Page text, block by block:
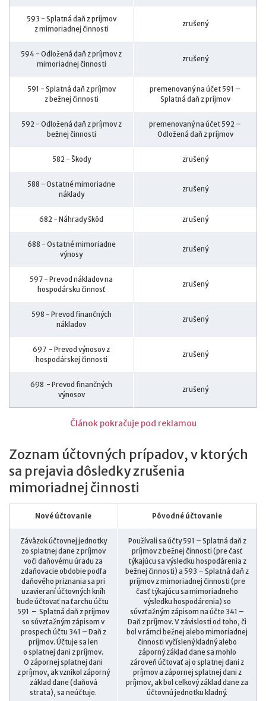
593 - Splatná daň z príjmov
z mimoriadnej činnosti
zrušený
594 - Odložená daň z príjmov z
mimoriadnej činnosti
zrušený
591 - Splatná daň z príjmov
z bežnej činnosti
premenovaný na účet 591 –
Splatná daň z príjmov
592 - Odložená daň z príjmov z
bežnej činnosti
premenovaný na účet 592 –
Odložená daň z príjmov
582 - Škody zrušený
588 - Ostatné mimoriadne
náklady
zrušený
682 - Náhrady škôd zrušený
688 - Ostatné mimoriadne
výnosy
zrušený
597 - Prevod nákladov na
hospodársku činnosť
zrušený
598 - Prevod finančných
nákladov
zrušený
697 - Prevod výnosov z
hospodárskej činnosti
zrušený
698 - Prevod finančných
výnosov
zrušený
Článok pokračuje pod reklamou
Zoznam účtovných prípadov, v ktorých
sa prejavia dôsledky zrušenia
mimoriadnej činnosti
Nové účtovanie Pôvodné účtovanie
Záväzok účtovnej jednotky
zo splatnej dane z príjmov
voči daňovému úradu za
zdaňovacie obdobie podľa
daňového priznania sa pri
uzavieraní účtovných kníh
bude účtovať na ťarchu účtu
591 – Splatná daň z príjmov
so súvzťažným zápisom v
prospech účtu 341 – Daň z
príjmov. Účtuje sa len
o splatnej dani z príjmov.
O zápornej splatnej dani
z príjmov, ak vznikol záporný
základ dane (daňová
strata), sa neúčtuje.
Používali sa účty 591 – Splatná daň z
príjmov z bežnej činnosti (pre časť
týkajúcu sa výsledku hospodárenia z
bežnej činnosti) a 593 – Splatná daň z
príjmov z mimoriadnej činnosti (pre
časť týkajúcu sa mimoriadneho
výsledku hospodárenia) so
súvzťažným zápisom na účte 341 –
Daň z príjmov. V závislosti od toho, či
bol v rámci bežnej alebo mimoriadnej
činnosti vyčíslený kladný alebo
záporný základ dane sa mohlo
zároveň účtovať aj o splatnej dani z
príjmov a zápornej splatnej dani z
príjmov, ak bol celkový základ dane za
účtovnú jednotku kladný.